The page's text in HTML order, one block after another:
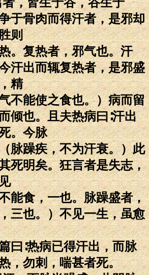
于骨肉而得汗者，是邪却
则
。复热者，邪气也。汗
汗出而辄复热者，是邪盛
精
不能使之食也。）病而留
倾也。且夫热病曰∶汗出
。今脉
脉躁疾，不为汗衰。）此
死明矣。狂言者是失志，
能食，一也。脉躁盛者，
三也。）不见一生，虽愈
曰∶热病已得汗出，而脉
，勿刺，喘甚者死。